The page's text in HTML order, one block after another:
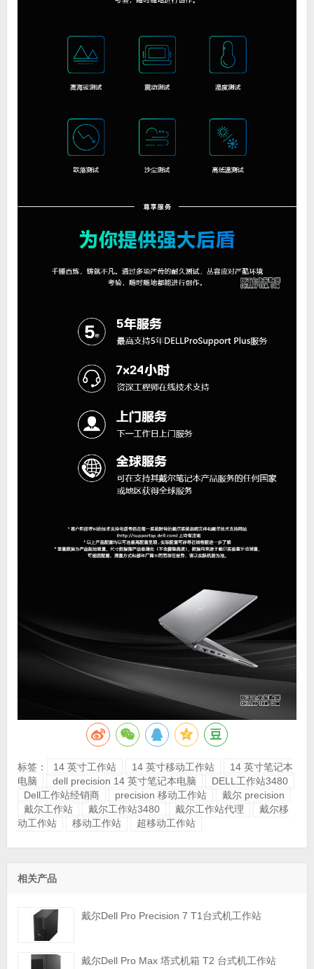
标签： 14 英寸工作站 14 英寸移动工作站
14 英寸笔记本
电脑
dell precision 14 英寸笔记本电脑
DELL工作站3480
Dell工作站经销商
precision 移动工作站
戴尔 precision
戴尔工作站
戴尔工作站3480 戴尔工作站代理
戴尔移
动工作站
移动工作站 超移动工作站
相关产品
戴尔Dell Pro Precision 7 T1台式机工作站
戴尔Dell Pro Max 塔式机箱 T2 台式机工作站